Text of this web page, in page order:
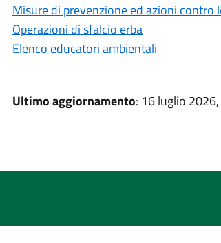
Misure di prevenzione ed azioni contro
Operazioni di sfalcio erba
Elenco educatori ambientali
Ultimo aggiornamento: 16 luglio